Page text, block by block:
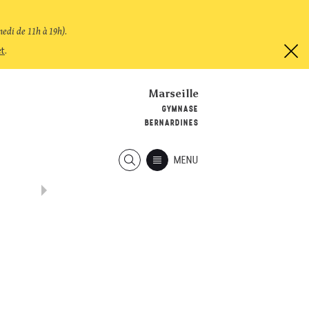
de 11h à 19h).
.
Marseille
GYMNASE
BERNARDINES
MENU